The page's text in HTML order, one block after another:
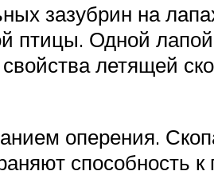
зазубрин на
Одной лапой
летящей
оперения.
способность